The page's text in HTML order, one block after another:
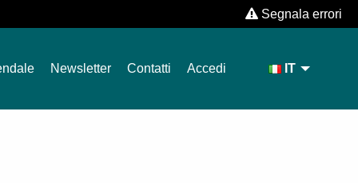
Segnala errori
Newsletter Contatti Accedi IT